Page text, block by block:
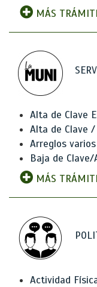
MÁS
Alta de Clave
Alta de Clave
Arreglos
Baja de
MÁS
Actividad